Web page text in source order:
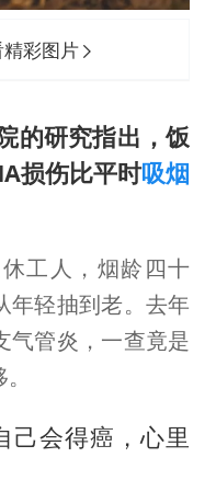
彩图片
的研究指出，饭
损伤比平时吸烟
工人，烟龄四十
年轻抽到老。去年
气管炎，一查竟是
己会得癌，心里